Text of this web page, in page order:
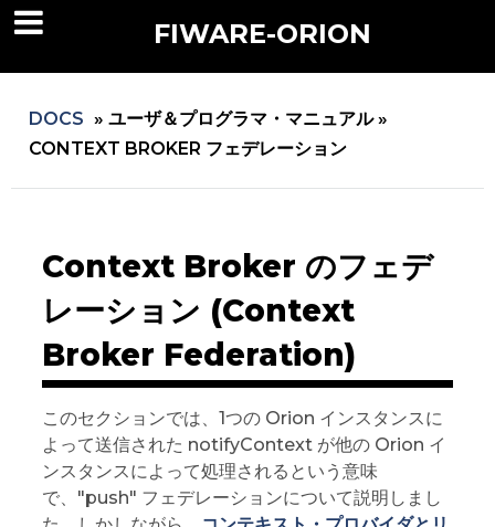
FIWARE-ORION
DOCS » ユーザ＆プログラマ・マニュアル »
CONTEXT BROKER フェデレーション
Context Broker のフェデ
レーション (Context
Broker Federation)
このセクションでは、1つの Orion インスタンスに
よって送信された notifyContext が他の Orion イ
ンスタンスによって処理されるという意味
で、"push" フェデレーションについて説明しまし